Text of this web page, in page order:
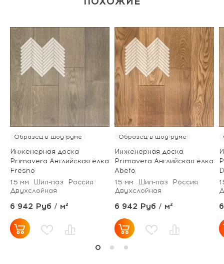
Образец в шоу-руме
Инженерная доска
Primavera Английская ёлка
Fresno
15 мм
Шип-паз
Россия
Двухслойная
6 942 Руб / м²
Образец в шоу-руме
Инженерная доска
Primavera Английская ёлка
Abeto
15 мм
Шип-паз
Россия
Двухслойная
6 942 Руб / м²